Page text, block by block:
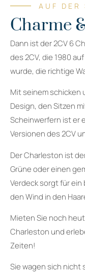
AUF DER
Charme
Dann ist der 2CV 6
des 2CV, die 1980
wurde, die richtige
Mit seinem schicken
Design, den Sitzen
Scheinwerfern ist er
Versionen des 2CV
Der Charleston ist
Grüne oder einen
Verdeck sorgt für
den Wind in den
Mieten Sie noch
Charleston und
Zeiten!
Sie wagen sich nicht